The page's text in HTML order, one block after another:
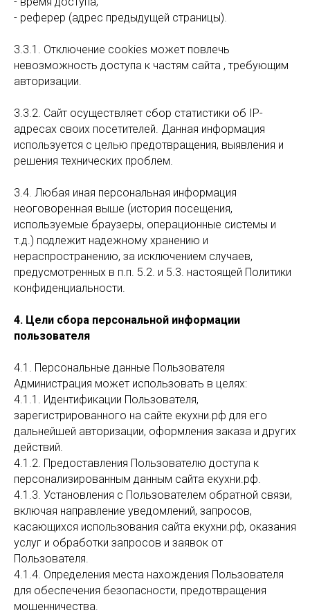
- реферер (адрес предыдущей страницы).
3.3.1. Отключение cookies может повлечь
невозможность доступа к частям сайта , требующим
авторизации.
3.3.2. Сайт осуществляет сбор статистики об IP-
адресах своих посетителей. Данная информация
используется с целью предотвращения, выявления и
решения технических проблем.
3.4. Любая иная персональная информация
неоговоренная выше (история посещения,
используемые браузеры, операционные системы и
т.д.) подлежит надежному хранению и
нераспространению, за исключением случаев,
предусмотренных в п.п. 5.2. и 5.3. настоящей Политики
конфиденциальности.
4. Цели сбора персональной информации
пользователя
4.1. Персональные данные Пользователя
Администрация может использовать в целях:
4.1.1. Идентификации Пользователя,
зарегистрированного на сайте екухни.рф для его
дальнейшей авторизации, оформления заказа и других
действий.
4.1.2. Предоставления Пользователю доступа к
персонализированным данным сайта екухни.рф.
4.1.3. Установления с Пользователем обратной связи,
включая направление уведомлений, запросов,
касающихся использования сайта екухни.рф, оказания
услуг и обработки запросов и заявок от
Пользователя.
4.1.4. Определения места нахождения Пользователя
для обеспечения безопасности, предотвращения
мошенничества.